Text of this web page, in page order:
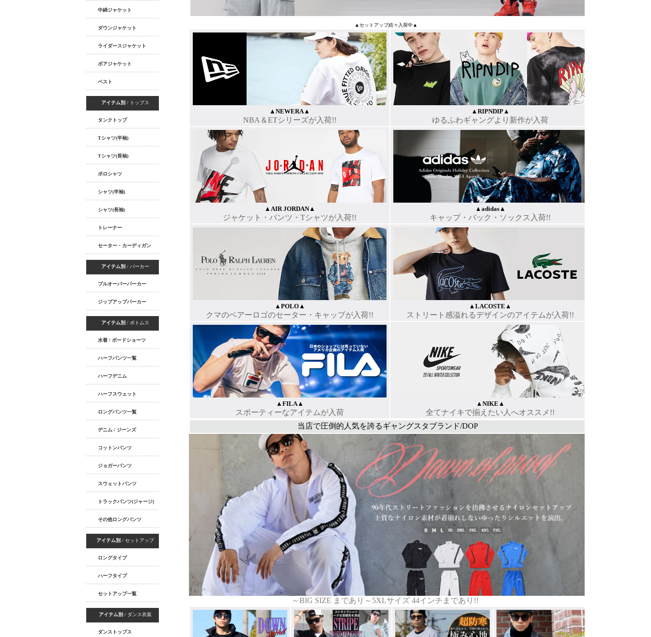
中綿ジャケット
ダウンジャケット
ライダースジャケット
ボアジャケット
ベスト
アイテム別 / トップス
タンクトップ
Tシャツ(半袖)
Tシャツ(長袖)
ポロシャツ
シャツ(半袖)
シャツ(長袖)
トレーナー
セーター・カーディガン
アイテム別 / パーカー
プルオーバーパーカー
ジップアップパーカー
アイテム別 / ボトムス
水着 / ボードショーツ
ハーフパンツ一覧
ハーフデニム
ハーフスウェット
ロングパンツ一覧
デニム / ジーンズ
コットンパンツ
ジョガーパンツ
スウェットパンツ
トラックパンツ(ジャージ)
その他ロングパンツ
アイテム別 / セットアップ
ロングタイプ
ハーフタイプ
セットアップ一覧
アイテム別 / ダンス衣装
ダンストップス